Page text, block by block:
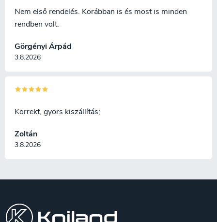
polírozott, a fejsze azonnal
Görgényi Árpád
3.8.2026
Nem első rendelés. Korábban is és most is minden
rendben volt.
Zoltán
3.8.2026
Korrekt, gyors kiszállítás;